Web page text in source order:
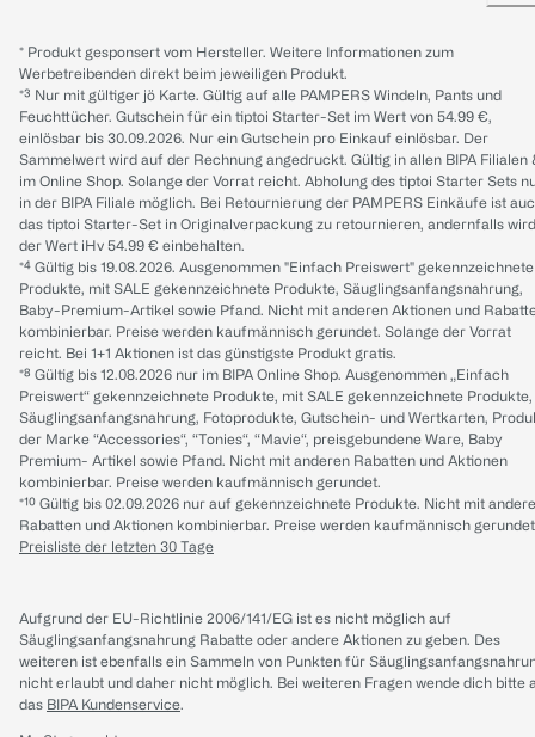
* Produkt gesponsert vom Hersteller. Weitere Informationen zum
Werbetreibenden direkt beim jeweiligen Produkt.
*³ Nur mit gültiger jö Karte. Gültig auf alle PAMPERS Windeln, Pants und
Feuchttücher. Gutschein für ein tiptoi Starter-Set im Wert von 54.99 €,
einlösbar bis 30.09.2026. Nur ein Gutschein pro Einkauf einlösbar. Der
Sammelwert wird auf der Rechnung angedruckt. Gültig in allen BIPA Filialen
im Online Shop. Solange der Vorrat reicht. Abholung des tiptoi Starter Sets
in der BIPA Filiale möglich. Bei Retournierung der PAMPERS Einkäufe ist
das tiptoi Starter-Set in Originalverpackung zu retournieren, andernfalls wird
der Wert iHv 54.99 € einbehalten.
*⁴ Gültig bis 19.08.2026. Ausgenommen "Einfach Preiswert" gekennzeichnete
Produkte, mit SALE gekennzeichnete Produkte, Säuglingsanfangsnahrung,
Baby-Premium-Artikel sowie Pfand. Nicht mit anderen Aktionen und
kombinierbar. Preise werden kaufmännisch gerundet. Solange der Vorrat
reicht. Bei 1+1 Aktionen ist das günstigste Produkt gratis.
*⁸ Gültig bis 12.08.2026 nur im BIPA Online Shop. Ausgenommen „Einfach
Preiswert“ gekennzeichnete Produkte, mit SALE gekennzeichnete Produkte,
Säuglingsanfangsnahrung, Fotoprodukte, Gutschein- und Wertkarten,
der Marke “Accessories“, “Tonies“, “Mavie“, preisgebundene Ware, Baby
Premium- Artikel sowie Pfand. Nicht mit anderen Rabatten und Aktionen
kombinierbar. Preise werden kaufmännisch gerundet.
*¹⁰ Gültig bis 02.09.2026 nur auf gekennzeichnete Produkte. Nicht mit
Rabatten und Aktionen kombinierbar. Preise werden kaufmännisch
Preisliste der letzten 30 Tage
Aufgrund der EU-Richtlinie 2006/141/EG ist es nicht möglich auf
Säuglingsanfangsnahrung Rabatte oder andere Aktionen zu geben. Des
weiteren ist ebenfalls ein Sammeln von Punkten für
nicht erlaubt und daher nicht möglich. Bei weiteren Fragen wende dich bitte
das BIPA Kundenservice.